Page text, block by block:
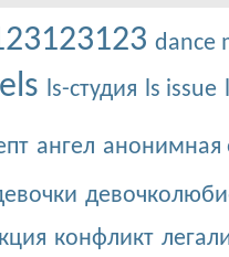
dance
ls-студия ls issue
ангел анонимная
конфликт